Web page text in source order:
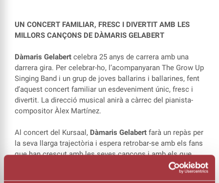
UN CONCERT FAMILIAR, FRESC I DIVERTIT AMB LES
MILLORS CANÇONS DE DÀMARIS GELABERT
Dàmaris Gelabert celebra 25 anys de carrera amb una
darrera gira. Per celebrar-ho, l’acompanyaran The Grow Up
Singing Band i un grup de joves ballarins i ballarines, fent
d’aquest concert familiar un esdeveniment únic, fresc i
divertit. La direcció musical anirà a càrrec del pianista-
compositor Àlex Martínez.
Al concert del Kursaal, Dàmaris Gelabert farà un repàs per
la seva llarga trajectòria i espera retrobar-se amb els fans
que han crescut amb les seves cançons i amb els que
recentment han començat a escoltar-les i cantar-les. Ens